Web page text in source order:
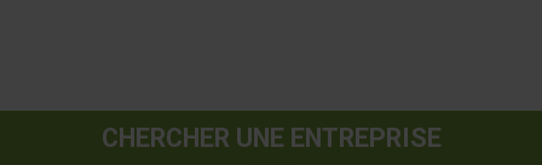
CHERCHER UNE ENTREPRISE